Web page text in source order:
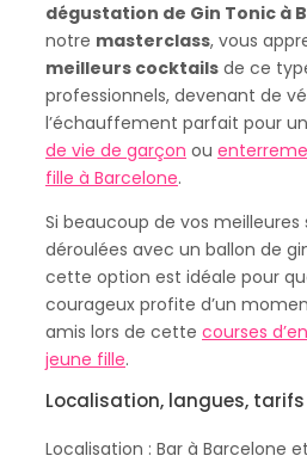
dégustation de Gin Tonic à
notre masterclass, vous
meilleurs cocktails de ce
professionnels, devenant de
l’échauffement parfait pour
de vie de garçon ou
fille à Barcelone.
Si beaucoup de vos meilleures
déroulées avec un ballon de
cette option est idéale pour
courageux profite d’un
amis lors de cette courses
jeune fille.
Localisation, langues,
Localisation : Bar à Barcelone